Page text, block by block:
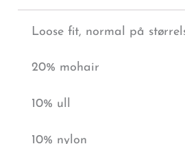
Loose fit, normal på
20% mohair
10% ull
10% nylon